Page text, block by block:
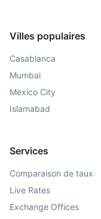
Villes populaires
Casablanca
Mumbai
Mexico City
Islamabad
Services
Comparaison de taux
Live Rates
Exchange Offices